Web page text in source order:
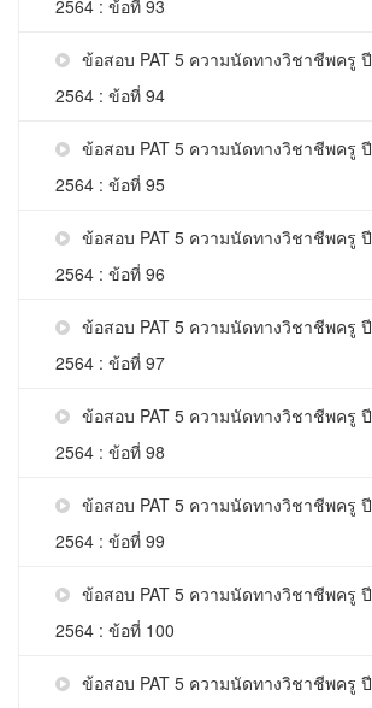
2564 : ข้อที่ 93
ข้อสอบ PAT 5 ความนัดทางวิชาชีพครู ปี
2564 : ข้อที่ 94
ข้อสอบ PAT 5 ความนัดทางวิชาชีพครู ปี
2564 : ข้อที่ 95
ข้อสอบ PAT 5 ความนัดทางวิชาชีพครู ปี
2564 : ข้อที่ 96
ข้อสอบ PAT 5 ความนัดทางวิชาชีพครู ปี
2564 : ข้อที่ 97
ข้อสอบ PAT 5 ความนัดทางวิชาชีพครู ปี
2564 : ข้อที่ 98
ข้อสอบ PAT 5 ความนัดทางวิชาชีพครู ปี
2564 : ข้อที่ 99
ข้อสอบ PAT 5 ความนัดทางวิชาชีพครู ปี
2564 : ข้อที่ 100
ข้อสอบ PAT 5 ความนัดทางวิชาชีพครู ปี